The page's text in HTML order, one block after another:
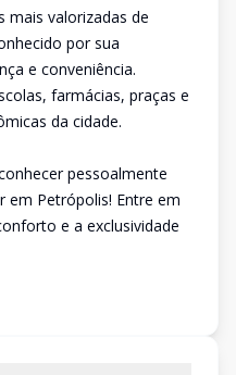
mais valorizadas de
por sua
e conveniência.
farmácias, praças e
da cidade.
pessoalmente
em Petrópolis! Entre em
e a exclusividade